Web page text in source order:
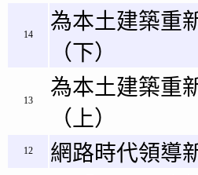
14
為本土建築重
（下）
13
為本土建築重
（上）
12 網路時代領導